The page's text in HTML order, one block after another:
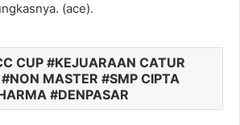
(ace).
CUP #KEJUARAAN CATUR
MASTER #SMP CIPTA
#DENPASAR